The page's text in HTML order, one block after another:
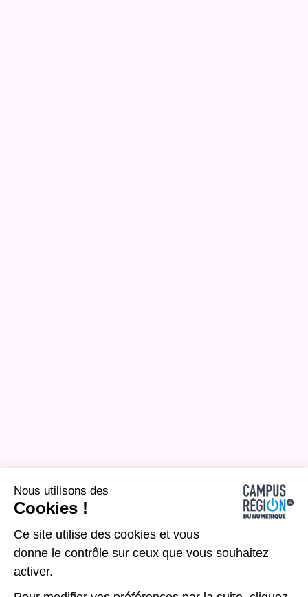
Nous utilisons des
Cookies !
Ce site utilise des cookies et vous
donne le contrôle sur ceux que vous souhaitez
activer.